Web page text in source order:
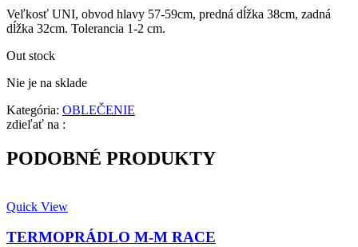
Veľkosť UNI, obvod hlavy 57-59cm, predná dĺžka 38cm, zadná
dĺžka 32cm. Tolerancia 1-2 cm.
Out stock
Nie je na sklade
Kategória: OBLEČENIE
zdieľať na :
PODOBNÉ PRODUKTY
Quick View
TERMOPRÁDLO M-M RACE